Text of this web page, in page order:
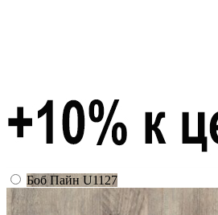
Боб Пайн U1127